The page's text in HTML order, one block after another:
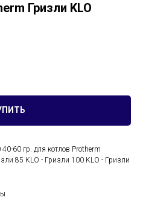
Гризли KLO
60 гр. для котлов Protherm
85 KLO - Гризли 100 KLO - Гризли